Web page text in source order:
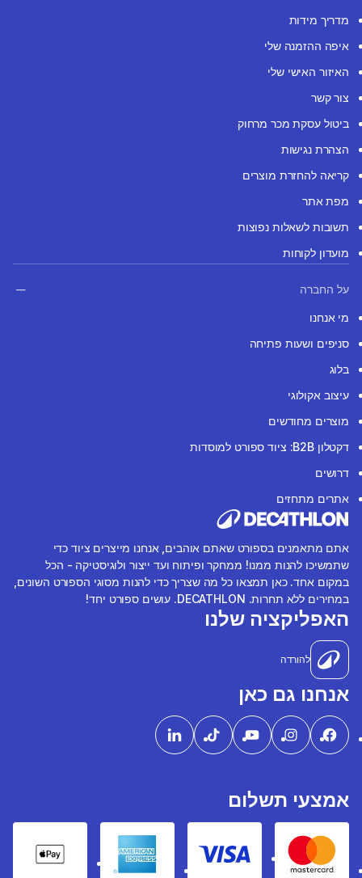
מדריך מידות
איפה ההזמנה שלי
האיזור האישי שלי
צור קשר
ביטול עסקת מכר מרחוק
הצהרת נגישות
קריאה להחזרת מוצרים
מפת אתר
תשובות לשאלות נפוצות
מועדון לקוחות
על החברה
מי אנחנו
סניפים ושעות פתיחה
בלוג
עיצוב אקולוגי
מוצרים מחודשים
דקטלון B2B: ציוד ספורט למוסדות
דרושים
אתרים מתחזים
אתם מתאמנים בספורט שאתם אוהבים, אנחנו מייצרים ציוד כדי
שתמשיכו להנות ממנו! ממחקר ופיתוח ועד ייצור ולוגיסטיקה - הכל
במקום אחד. כאן תמצאו כל מה שצריך כדי להנות מסוגי הספורט השונים,
במחירים ללא תחרות. DECATHLON. עושים ספורט יחד!
האפליקציה שלנו
להורדה
אנחנו גם כאן
אמצעי תשלום
Mastercard
Visa
American express
Pay